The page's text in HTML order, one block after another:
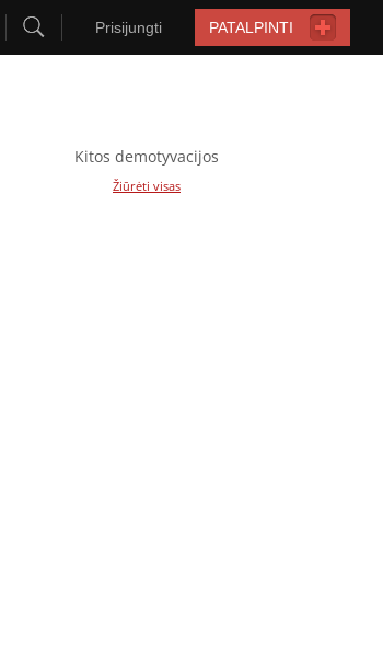
PATALPINTI
Prisijungti
Kitos demotyvacijos
Žiūrėti visas